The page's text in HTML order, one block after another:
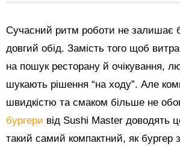
Сучасний ритм роботи не залишає
довгий обід. Замість того щоб
на пошук ресторану й очікування,
шукають рішення “на ходу”. Але
швидкістю та смаком більше не
бургери від Sushi Master доводять
такий самий компактний, як бургер